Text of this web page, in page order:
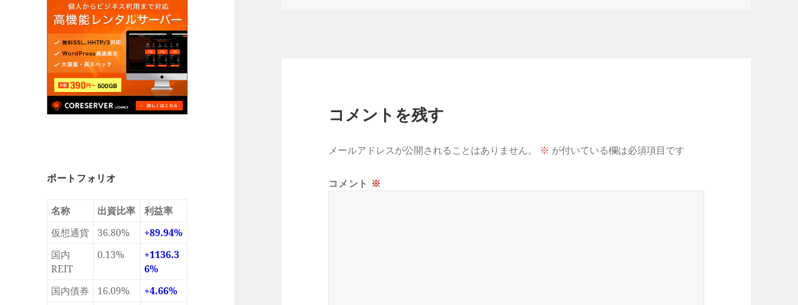
ポートフォリオ
名称 出資比率
利益率
仮想通貨
36.80%
+89.94%
国内
REIT
0.13%
+1136.3
6%
国内債券
16.09%
+4.66%
コメントを残す
メールアドレスが公開されることはありません。 ※ が付いている欄は必須項目です
コメント ※